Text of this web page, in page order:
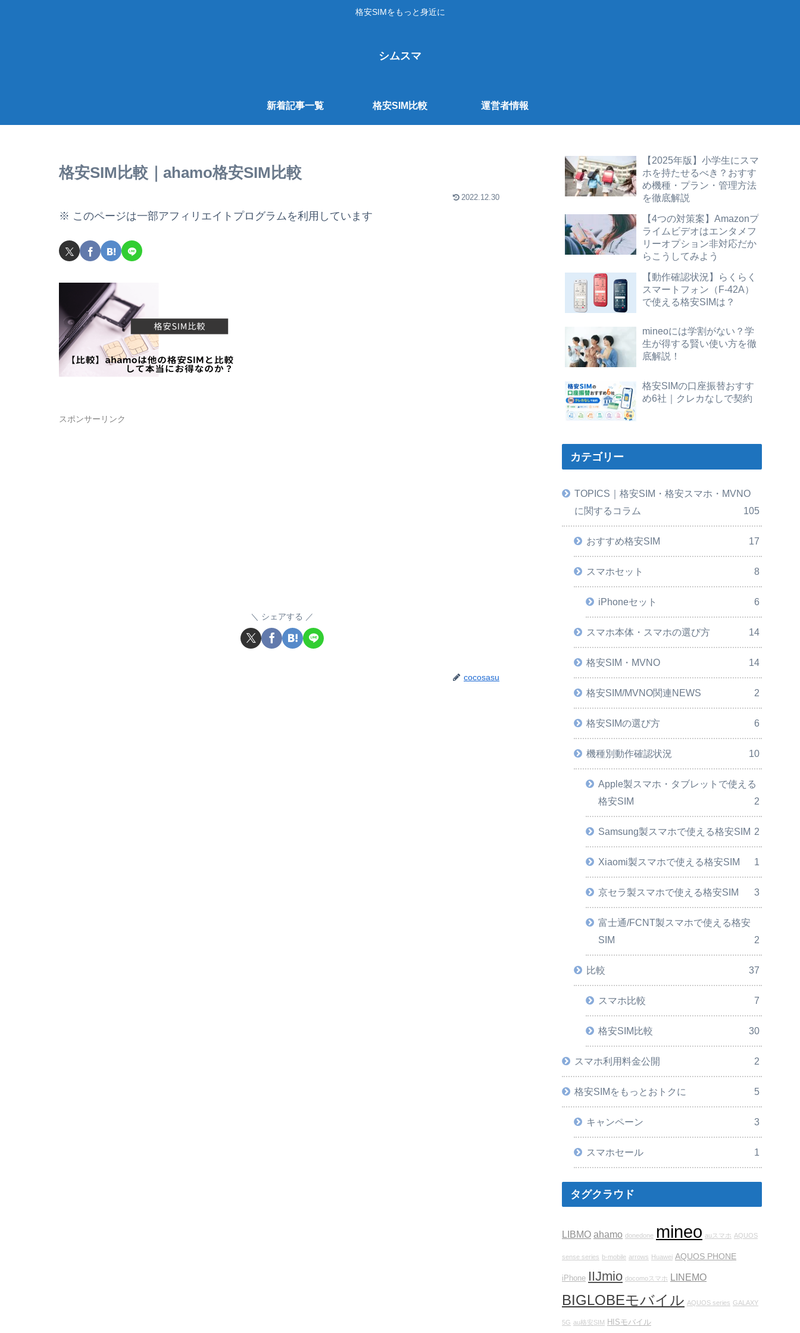
格安SIMをもっと身近に
シムスマ
新着記事一覧 格安SIM比較 運営者情報
格安SIM比較｜ahamo格安SIM比較
2022.12.30
※ このページは一部アフィリエイトプログラムを利用しています
スポンサーリンク
シェアする
cocosasu
【2025年版】小学生にスマ
ホを持たせるべき？おすす
め機種・プラン・管理方法
を徹底解説
【4つの対策案】Amazonプ
ライムビデオはエンタメフ
リーオプション非対応だか
らこうしてみよう
【動作確認状況】らくらく
スマートフォン（F-42A）
で使える格安SIMは？
mineoには学割がない？学
生が得する賢い使い方を徹
底解説！
格安SIMの口座振替おすす
め6社｜クレカなしで契約
カテゴリー
TOPICS｜格安SIM・格安スマホ・MVNO
に関するコラム
105
おすすめ格安SIM 17
スマホセット 8
iPhoneセット 6
スマホ本体・スマホの選び方 14
格安SIM・MVNO 14
格安SIM/MVNO関連NEWS 2
格安SIMの選び方 6
機種別動作確認状況 10
Apple製スマホ・タブレットで使える
格安SIM
2
Samsung製スマホで使える格安SIM 2
Xiaomi製スマホで使える格安SIM 1
京セラ製スマホで使える格安SIM 3
富士通/FCNT製スマホで使える格安
SIM
2
比較 37
スマホ比較 7
格安SIM比較 30
スマホ利用料金公開 2
格安SIMをもっとおトクに 5
キャンペーン 3
スマホセール 1
タグクラウド
LIBMO ahamo donedone mineo auスマホ AQUOS
sense series b-mobile arrows Huawei AQUOS PHONE
iPhone IIJmio docomoスマホ LINEMO
BIGLOBEモバイル AQUOS series GALAXY
5G au格安SIM HISモバイル